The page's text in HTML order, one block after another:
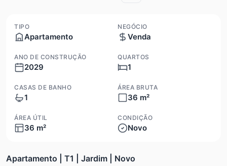
TIPO
Apartamento
NEGÓCIO
Venda
ANO DE CONSTRUÇÃO
2029
QUARTOS
1
CASAS DE BANHO
1
ÁREA BRUTA
36 m²
ÁREA ÚTIL
36 m²
CONDIÇÃO
Novo
Apartamento | T1 | Jardim | Novo